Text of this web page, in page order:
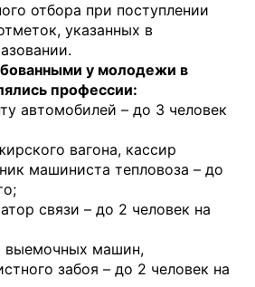
отбора при поступлении
указанных в
у молодежи в
профессии:
автомобилей – до 3 человек
вагона, кассир
машиниста тепловоза – до
связи – до 2 человек на
выемочных машин,
забоя – до 2 человек на